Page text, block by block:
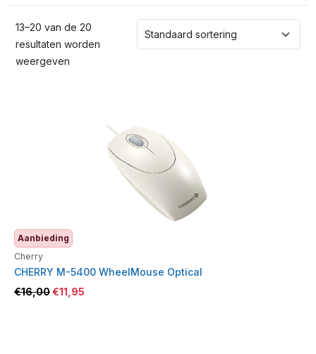
13–20 van de 20
resultaten worden
weergeven
Aanbieding
Cherry
CHERRY M-5400 WheelMouse Optical
€16,00€11,95